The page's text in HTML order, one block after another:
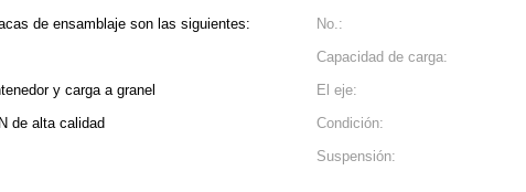
de ensamblaje son las siguientes: No.:
Capacidad de carga:
y carga a granel El eje:
de alta calidad Condición:
Suspensión: